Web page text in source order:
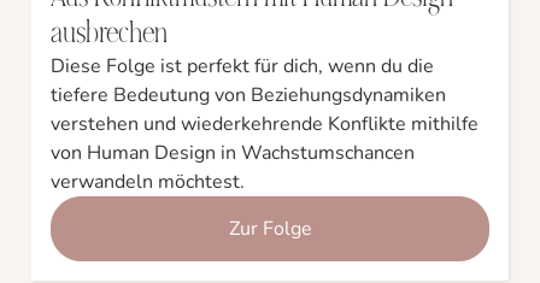
ausbrechen
Diese Folge ist perfekt für dich, wenn du die
tiefere Bedeutung von Beziehungsdynamiken
verstehen und wiederkehrende Konflikte mithilfe
von Human Design in Wachstumschancen
verwandeln möchtest.
Zur Folge